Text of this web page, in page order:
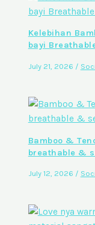
Kelebihan
bayi
July 21, 2026 /
Bamboo &
breathable &
July 12, 2026 /